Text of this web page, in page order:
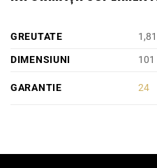
GREUTATE
DIMENSIUNI
101
GARANTIE 24